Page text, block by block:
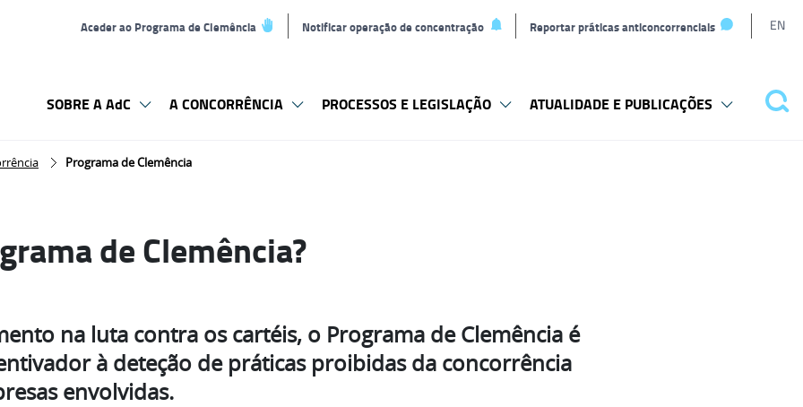
Aceder ao Programa de Clemência Notificar operação de concentração Reportar práticas anticoncorrenciais EN
SOBRE A AdC A CONCORRÊNCIA PROCESSOS E LEGISLAÇÃO ATUALIDADE E PUBLICAÇÕES
Programa de Clemência
de Clemência?
na luta contra os cartéis, o Programa de Clemência é
à deteção de práticas proibidas da concorrência
envolvidas.